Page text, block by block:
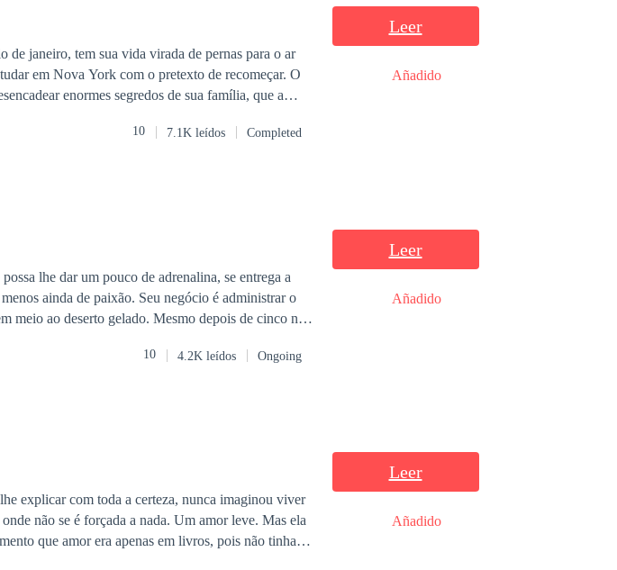
janeiro, tem sua vida virada de pernas para o ar
em Nova York com o pretexto de recomeçar. O
enormes segredos de sua família, que a
10 7.1K leídos Completed
Leer
Añadido
lhe dar um pouco de adrenalina, se entrega a
ainda de paixão. Seu negócio é administrar o
meio ao deserto gelado. Mesmo depois de cinco no
10 4.2K leídos Ongoing
Leer
Añadido
explicar com toda a certeza, nunca imaginou viver
não se é forçada a nada. Um amor leve. Mas ela
que amor era apenas em livros, pois não tinha
Leer
Añadido